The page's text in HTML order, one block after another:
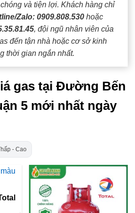
và tiện lợi. Khách hàng chỉ
Zalo: 0909.808.530 hoặc
, đội ngũ nhân viên của
đến tận nhà hoặc cơ sở kinh
thời gian ngắn nhất.
gas tại Đường Bến
5 mới nhất ngày
- Cao